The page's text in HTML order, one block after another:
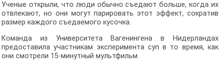
Ученые открыли, что люди обычно съедают больше, когда их
отвлекают, но они могут парировать этот эффект, сократив
размер каждого съедаемого кусочка.
Команда из Университета Вагенингена в Нидерландах
предоставила участникам эксперимента суп в то время, как
они смотрели 15-минутный мультфильм.